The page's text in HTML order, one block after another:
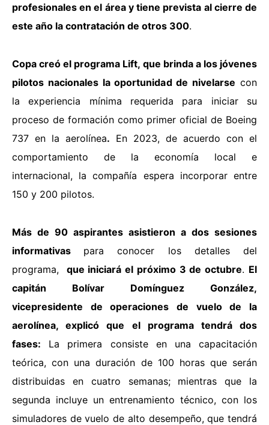
profesionales en el área y tiene prevista al cierre de
este año la contratación de otros 300.
Copa creó el programa Lift, que brinda a los jóvenes
pilotos nacionales la oportunidad de nivelarse con
la experiencia mínima requerida para iniciar su
proceso de formación como primer oficial de Boeing
737 en la aerolínea. En 2023, de acuerdo con el
comportamiento de la economía local e
internacional, la compañía espera incorporar entre
150 y 200 pilotos.
Más de 90 aspirantes asistieron a dos sesiones
informativas para conocer los detalles del
programa,
que iniciará el próximo 3 de octubre. El
capitán Bolívar Domínguez González,
vicepresidente de operaciones de vuelo de la
aerolínea, explicó que el programa tendrá dos
fases: La primera consiste en una capacitación
teórica, con una duración de 100 horas que serán
distribuidas en cuatro semanas; mientras que la
segunda incluye un entrenamiento técnico, con los
simuladores de vuelo de alto desempeño, que tendrá